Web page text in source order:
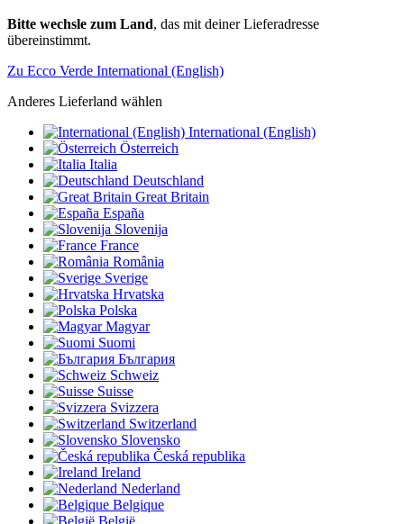
Bitte wechsle zum Land, das mit deiner Lieferadresse
übereinstimmt.
Zu Ecco Verde International (English)
Anderes Lieferland wählen
International (English)
Österreich
Italia
Deutschland
Great Britain
España
Slovenija
France
România
Sverige
Hrvatska
Polska
Magyar
Suomi
България
Schweiz
Suisse
Svizzera
Switzerland
Slovensko
Česká republika
Ireland
Nederland
Belgique